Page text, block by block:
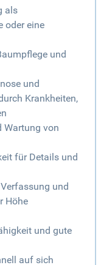
als
oder eine
und
und
Krankheiten,
Wartung von
für Details und
und
Höhe
und gute
auf sich